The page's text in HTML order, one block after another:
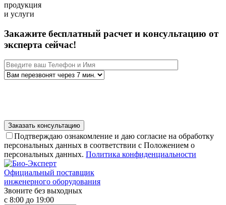
продукция
и услуги
Закажите бесплатный расчет и консультацию от
эксперта сейчас!
Подтверждаю ознакомление и даю согласие на обработку
персональных данных в соответствии с Положением о
персональных данных. Политика конфиденциальности
Официальный поставщик
инженерного оборудования
Звоните без выходных
с 8:00 до 19:00